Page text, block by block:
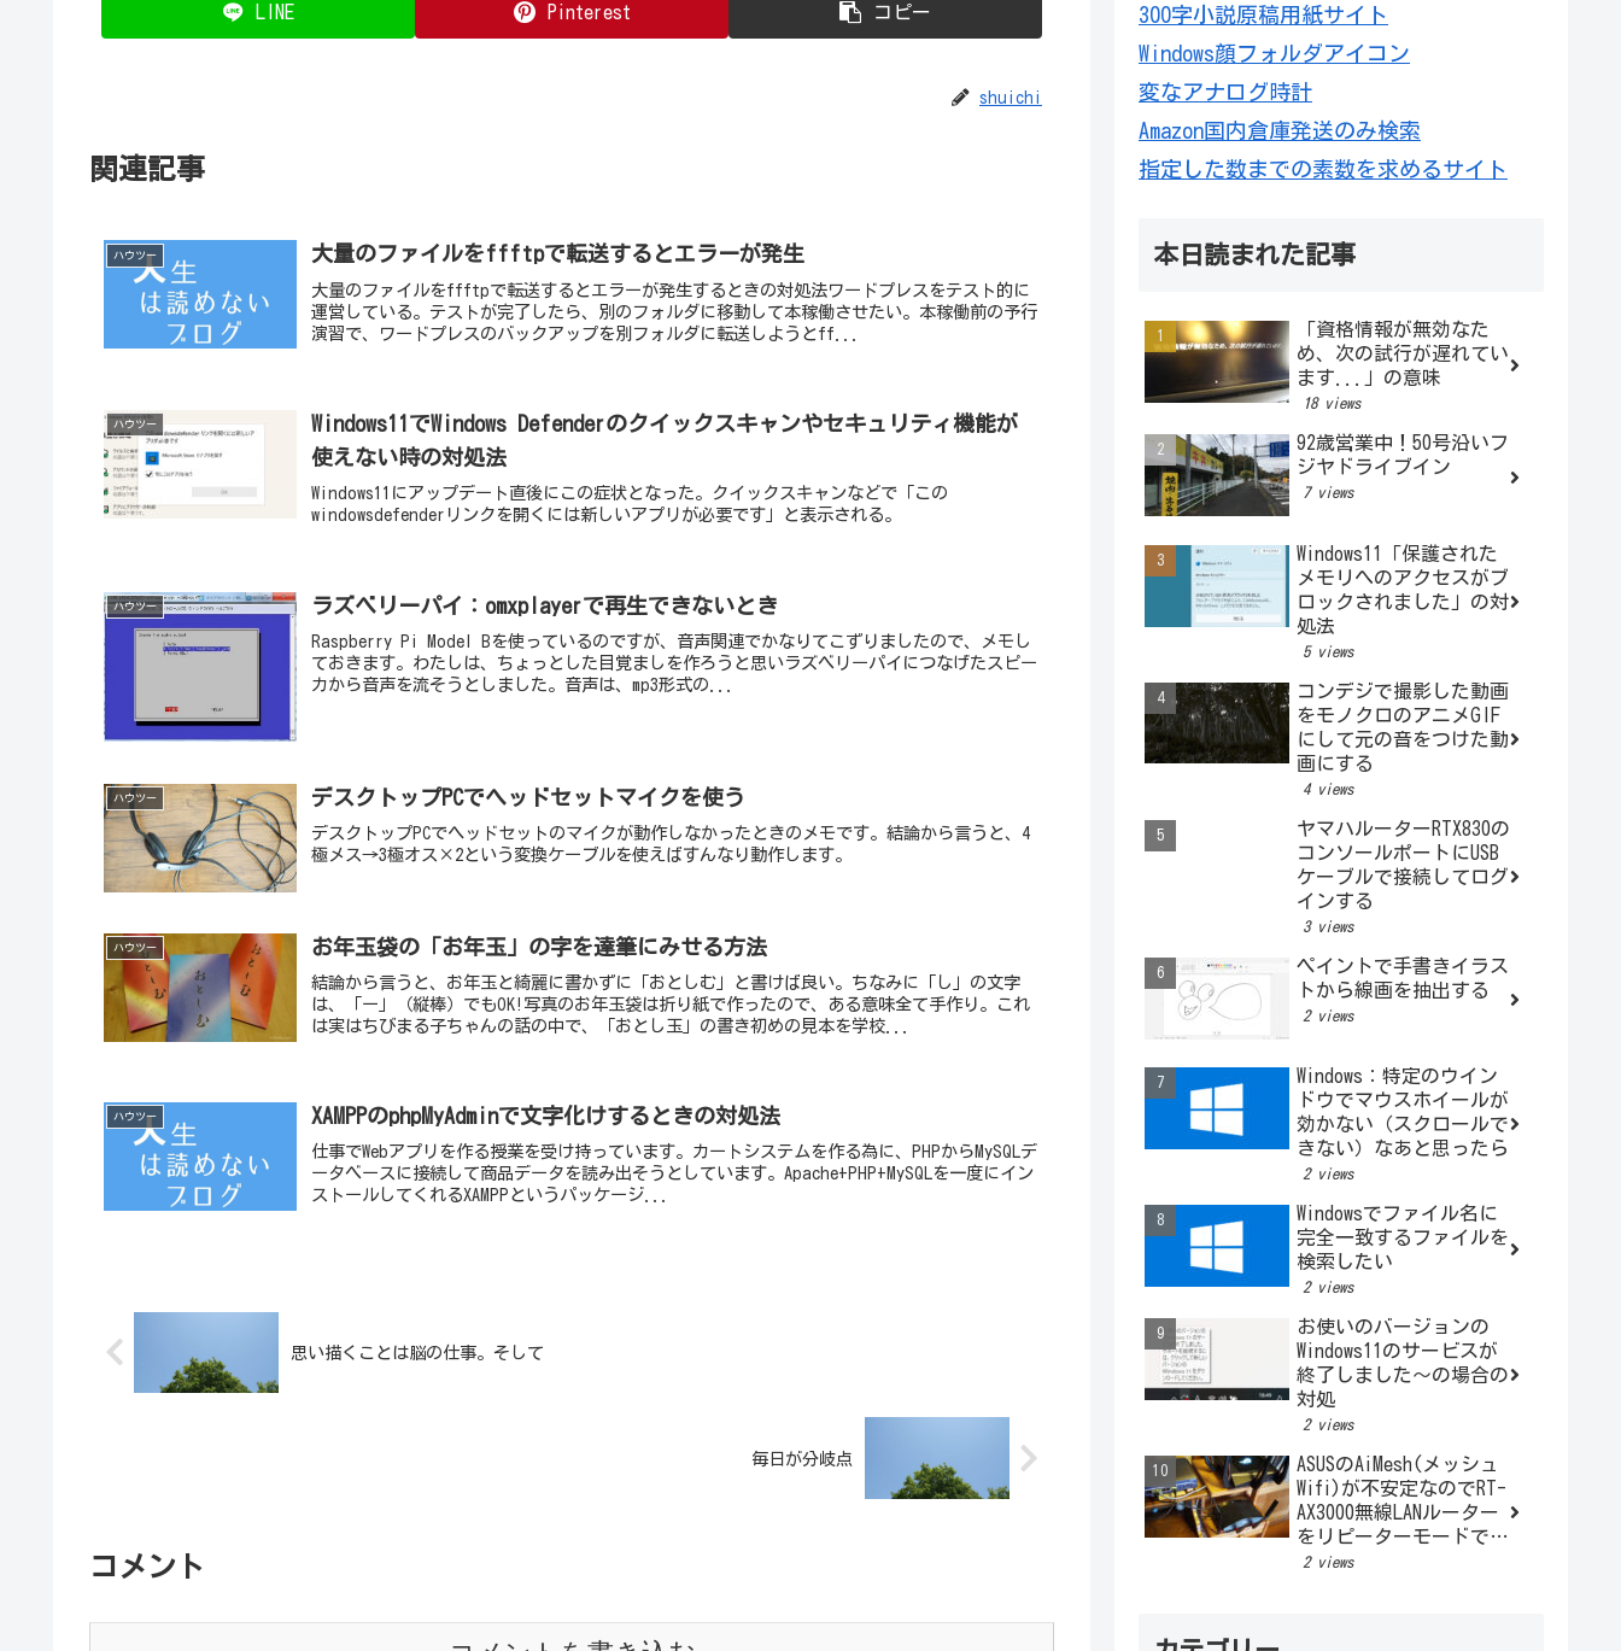
LINE Pinterest コピー
shuichi
関連記事
ハウツー 大量のファイルをffftpで転送するとエラーが発生
大量のファイルをffftpで転送するとエラーが発生するときの対処法ワードプレスをテスト的に
運営している。テストが完了したら、別のフォルダに移動して本稼働させたい。本稼働前の予行
演習で、ワードプレスのバックアップを別フォルダに転送しようとff...
ハウツー
Windows11でWindows Defenderのクイックスキャンやセキュリティ機能が
使えない時の対処法
Windows11にアップデート直後にこの症状となった。クイックスキャンなどで「この
windowsdefenderリンクを開くには新しいアプリが必要です」と表示される。
ハウツー ラズベリーパイ：omxplayerで再生できないとき
Raspberry Pi Model Bを使っているのですが、音声関連でかなりてこずりましたので、メモし
ておきます。わたしは、ちょっとした目覚ましを作ろうと思いラズベリーパイにつなげたスピー
カから音声を流そうとしました。音声は、mp3形式の...
ハウツー デスクトップPCでヘッドセットマイクを使う
デスクトップPCでヘッドセットのマイクが動作しなかったときのメモです。結論から言うと、4
極メス→3極オス×2という変換ケーブルを使えばすんなり動作します。
ハウツー お年玉袋の「お年玉」の字を達筆にみせる方法
結論から言うと、お年玉と綺麗に書かずに「おとしむ」と書けば良い。ちなみに「し」の文字
は、「ー」（縦棒）でもOK!写真のお年玉袋は折り紙で作ったので、ある意味全て手作り。これ
は実はちびまる子ちゃんの話の中で、「おとし玉」の書き初めの見本を学校...
ハウツー XAMPPのphpMyAdminで文字化けするときの対処法
仕事でWebアプリを作る授業を受け持っています。カートシステムを作る為に、PHPからMySQLデ
ータベースに接続して商品データを読み出そうとしています。Apache+PHP+MySQLを一度にイン
ストールしてくれるXAMPPというパッケージ...
思い描くことは脳の仕事。そして
毎日が分岐点
コメント
300字小説原稿用紙サイト
Windows顔フォルダアイコン
変なアナログ時計
Amazon国内倉庫発送のみ検索
指定した数までの素数を求めるサイト
本日読まれた記事
「資格情報が無効なた
め、次の試行が遅れてい
ます...」の意味
18 views
92歳営業中！50号沿いフ
ジヤドライブイン
7 views
Windows11「保護された
メモリへのアクセスがブ
ロックされました」の対
処法
5 views
コンデジで撮影した動画
をモノクロのアニメGIF
にして元の音をつけた動
画にする
4 views
ヤマハルーターRTX830の
コンソールポートにUSB
ケーブルで接続してログ
インする
3 views
ペイントで手書きイラス
トから線画を抽出する
2 views
Windows：特定のウイン
ドウでマウスホイールが
効かない（スクロールで
きない）なあと思ったら
2 views
Windowsでファイル名に
完全一致するファイルを
検索したい
2 views
お使いのバージョンの
Windows11のサービスが
終了しました～の場合の
対処
2 views
ASUSのAiMesh(メッシュ
Wifi)が不安定なのでRT-
AX3000無線LANルーター
をリピーターモードで利
用する
2 views